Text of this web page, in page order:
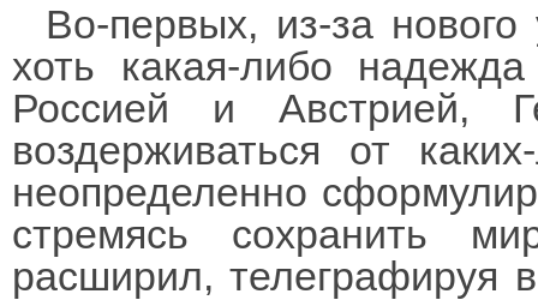
Во-первых, из-за
хоть какая-либо
Россией и Австрией,
воздерживаться от
неопределенно
стремясь сохранить
расширил, телеграфируя